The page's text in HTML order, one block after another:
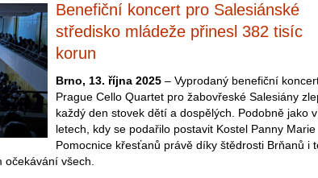
Benefiční koncert pro Salesiánské
středisko mládeže přinesl 382 tisíc
korun
Brno, 13. října 2025 – Vyprodaný benefiční
Prague Cello Quartet pro žabovřeské Salesiány
každý den stovek dětí a dospělých. Podobně jako v
letech, kdy se podařilo postavit Kostel Panny Marie
Pomocnice křesťanů právě díky štědrosti Brňanů i
všech.
Průvodce
kasinovými hrami v Brně:
rulety po video automaty
Brno je městem známým pro zajímavé památky,
restaurace, divadla a univerzity. Mimo jiné je ale
místem, kde si můžete legálně a bezpečně
různé kasinové hry. V neustále kvetoucí
metropoli naleznete širokou nabídku her od
rulety až po moderní automaty jak pro